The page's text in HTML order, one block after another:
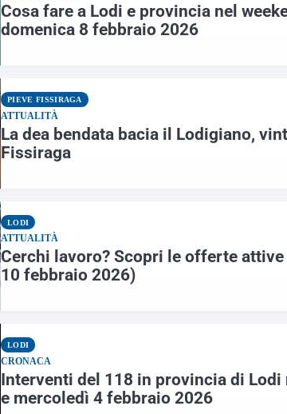
Cosa fare a Lodi e provincia nel
domenica 8 febbraio 2026
PIEVE FISSIRAGA
ATTUALITÀ
La dea bendata bacia il Lodigiano,
Fissiraga
LODI
ATTUALITÀ
Cerchi lavoro? Scopri le offerte
10 febbraio 2026)
LODI
CRONACA
Interventi del 118 in provincia di
e mercoledì 4 febbraio 2026